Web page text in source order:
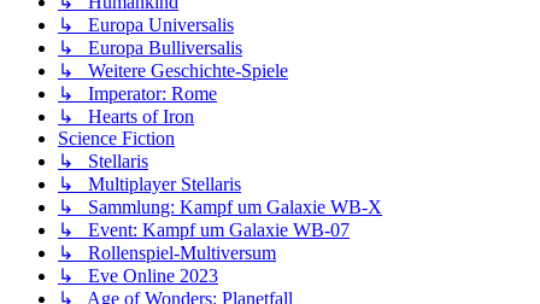
↳ Europa Universalis
↳ Europa Bulliversalis
↳ Weitere Geschichte-Spiele
↳ Imperator: Rome
↳ Hearts of Iron
Science Fiction
↳ Stellaris
↳ Multiplayer Stellaris
↳ Sammlung: Kampf um Galaxie WB-X
↳ Event: Kampf um Galaxie WB-07
↳ Rollenspiel-Multiversum
↳ Eve Online 2023
↳ Age of Wonders: Planetfall